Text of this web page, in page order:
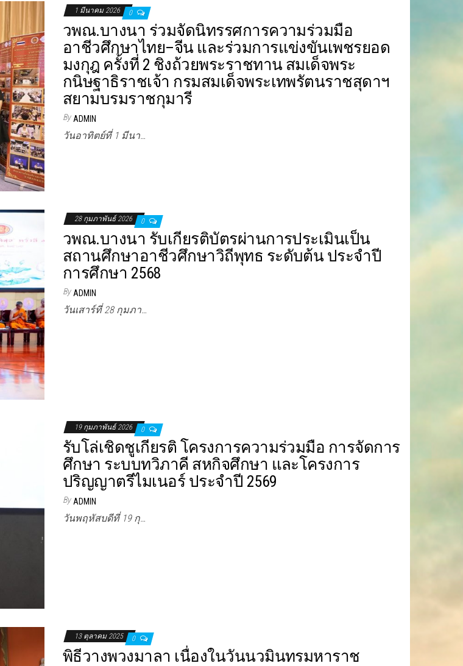
1 มีนาคม 2026 0
วพณ.บางนา ร่วมจัดนิทรรศการความร่วมมือ
อาชีวศึกษาไทย–จีน และร่วมการแข่งขันเพชรยอด
มงกุฎ ครั้งที่ 2 ชิงถ้วยพระราชทาน สมเด็จพระ
กนิษฐาธิราชเจ้า กรมสมเด็จพระเทพรัตนราชสุดาฯ
สยามบรมราชกุมารี
By ADMIN
วันอาทิตย์ที่ 1 มีนา…
28 กุมภาพันธ์ 2026 0
วพณ.บางนา รับเกียรติบัตรผ่านการประเมินเป็น
สถานศึกษาอาชีวศึกษาวิถีพุทธ ระดับต้น ประจำปี
การศึกษา 2568
By ADMIN
วันเสาร์ที่ 28 กุมภา…
19 กุมภาพันธ์ 2026 0
รับโล่เชิดชูเกียรติ โครงการความร่วมมือ การจัดการ
ศึกษา ระบบทวิภาคี สหกิจศึกษา และโครงการ
ปริญญาตรีไมเนอร์ ประจำปี 2569
By ADMIN
วันพฤหัสบดีที่ 19 กุ…
13 ตุลาคม 2025 0
พิธีวางพวงมาลา เนื่องในวันนวมินทรมหาราช